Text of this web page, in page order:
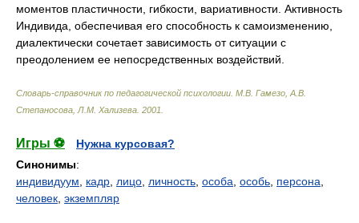
моментов пластичности, гибкости, вариативности. Активность
Индивида, обеспечивая его способность к самоизменению,
диалектически сочетает зависимость от ситуации с
преодолением ее непосредственных воздействий.
Словарь-справочник по педагогической психологии М.В. Гамезо, А.В.
Степаносова, Л.М. Хализева 2001
Игры ⚽
Нужна курсовая?
Синонимы:
индивидуум
кадр лицо личность особа особь персона
человек экземпляр